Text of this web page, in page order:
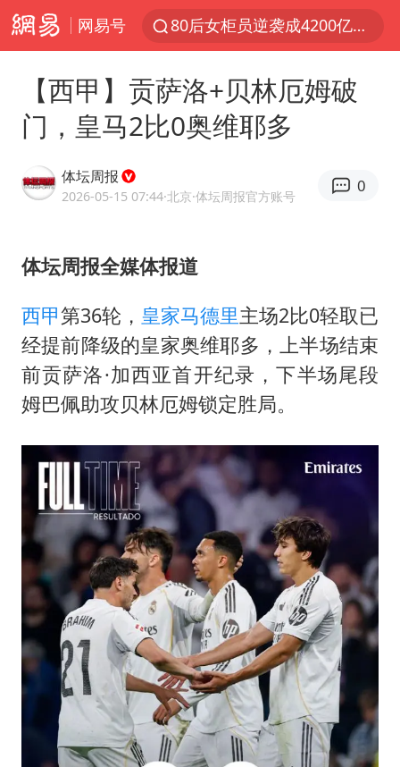
网易号
80后女柜员逆袭成4200亿银行副行长
多地要求领导干部带头休假
金饰克价大幅跳涨
郑国霖回应去景区上班被保安拦下
中国五箭齐发反制美国
号召领导带头休假 是大家不想休吗
律师称“梅姨”若满75岁或不适用死刑
“梅姨”准确年龄仍未知
中国经济展现强大韧性和活力
【西甲】贡萨洛+贝林厄姆破
门，皇马2比0奥维耶多
体坛周报
2026-05-15 07:44·北京·体坛周报官方账号
0
体坛周报全媒体报道
西甲第36轮， 皇家马德里主场2比0轻取已
经提前降级的皇家奥维耶多，上半场结束
前贡萨洛·加西亚首开纪录，下半场尾段
姆巴佩助攻贝林厄姆锁定胜局。